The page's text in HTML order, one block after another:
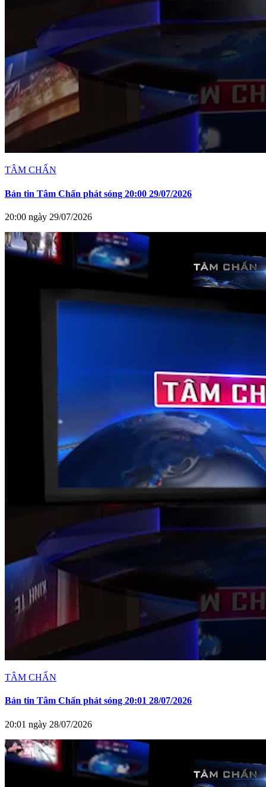
TÂM CHẤN
Bản tin Tâm Chấn phát sóng 20:00 29/07/2026
20:00 ngày 29/07/2026
TÂM CHẤN
Bản tin Tâm Chấn phát sóng 20:01 28/07/2026
20:01 ngày 28/07/2026